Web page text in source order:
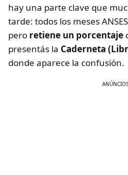
hay una parte clave que
tarde: todos los meses
pero retiene un porcentaje
presentás la Caderneta
donde aparece la confusión.
ANÚNCIOS